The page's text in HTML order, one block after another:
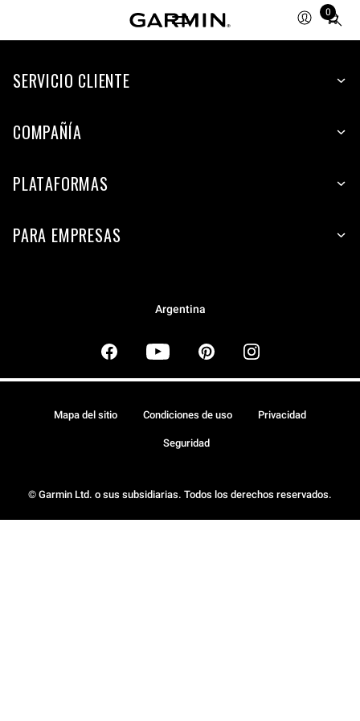
0
Total
items
cart:
SERVICIO CLIENTE
COMPAÑÍA
PLATAFORMAS
PARA EMPRESAS
Argentina
© Garmin Ltd. o sus subsidiarias. Todos los derechos reservados.
Mapa del sitio Condiciones de uso Privacidad
Seguridad